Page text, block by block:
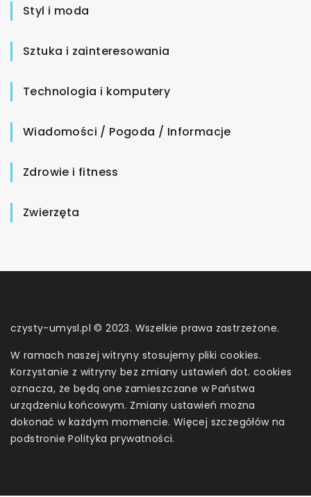
Styl i moda
Sztuka i zainteresowania
Technologia i komputery
Wiadomości / Pogoda / Informacje
Zdrowie i fitness
Zwierzęta
czysty-umysl.pl © 2023. Wszelkie prawa zastrzeżone.
W ramach naszej witryny stosujemy pliki cookies.
Korzystanie z witryny bez zmiany ustawień dot. cookies
oznacza, że będą one zamieszczane w Państwa
urządzeniu końcowym. Zmiany ustawień można
dokonać w każdym momencie. Więcej szczegółów na
podstroniePolityka prywatności.